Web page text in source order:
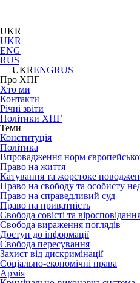
UKR
UKR
ENG
RUS
UKRENGRUS
Про ХПГ
Хто ми
Контакти
Річні звіти
Політики ХПГ
Теми
Конституція
Політика
Впровадження норм
Право на життя
Катування та жорстоке
Право на свободу та особисту
Право на справедливий суд
Право на приватність
Свобода совісті та
Свобода вираження поглядів
Доступ до інформації
Свобода пересування
Захист від дискримінації
Соціально-економічні права
Армія